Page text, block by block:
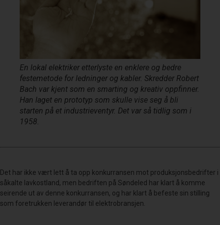
En lokal elektriker etterlyste en enklere og bedre
festemetode for ledninger og kabler. Skredder Robert
Bach var kjent som en smarting og kreativ oppfinner.
Han laget en prototyp som skulle vise seg å bli
starten på et industrieventyr. Det var så tidlig som i
1958.
Det har ikke vært lett å ta opp konkurransen mot produksjonsbedrifter i
såkalte lavkostland, men bedriften på Søndeled har klart å komme
seirende ut av denne konkurransen, og har klart å befeste sin stilling
som foretrukken leverandør til elektrobransjen.